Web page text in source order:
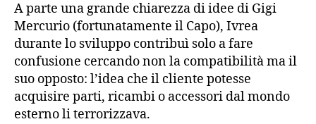
A parte una grande chiarezza di idee di Gigi
Mercurio (fortunatamente il Capo), Ivrea
durante lo sviluppo contribuì solo a fare
confusione cercando non la compatibilità ma il
suo opposto: l’idea che il cliente potesse
acquisire parti, ricambi o accessori dal mondo
esterno li terrorizzava.